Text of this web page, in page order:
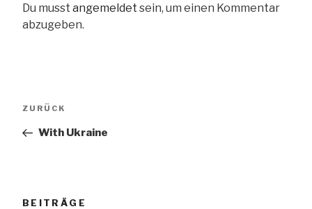
Du musst angemeldet sein, um einen Kommentar
abzugeben.
Vorheriger
ZURÜCK
With Ukraine
BEITRÄGE